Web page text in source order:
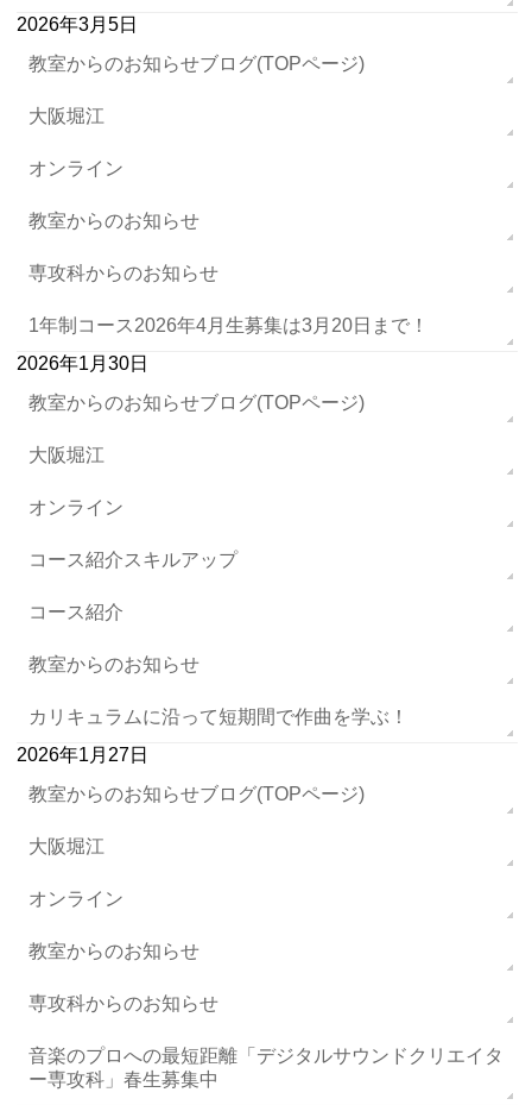
2026年3月5日
教室からのお知らせブログ(TOPページ)
大阪堀江
オンライン
教室からのお知らせ
専攻科からのお知らせ
1年制コース2026年4月生募集は3月20日まで！
2026年1月30日
教室からのお知らせブログ(TOPページ)
大阪堀江
オンライン
コース紹介スキルアップ
コース紹介
教室からのお知らせ
カリキュラムに沿って短期間で作曲を学ぶ！
2026年1月27日
教室からのお知らせブログ(TOPページ)
大阪堀江
オンライン
教室からのお知らせ
専攻科からのお知らせ
音楽のプロへの最短距離「デジタルサウンドクリエイタ
ー専攻科」春生募集中